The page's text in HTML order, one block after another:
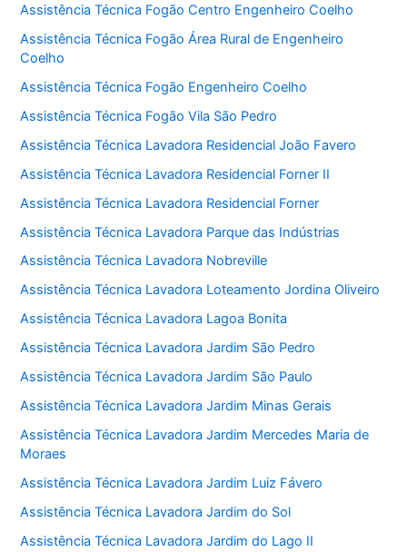
Assistência Técnica Fogão Centro Engenheiro Coelho
Assistência Técnica Fogão Área Rural de Engenheiro
Coelho
Assistência Técnica Fogão Engenheiro Coelho
Assistência Técnica Fogão Vila São Pedro
Assistência Técnica Lavadora Residencial João Favero
Assistência Técnica Lavadora Residencial Forner II
Assistência Técnica Lavadora Residencial Forner
Assistência Técnica Lavadora Parque das Indústrias
Assistência Técnica Lavadora Nobreville
Assistência Técnica Lavadora Loteamento Jordina Oliveiro
Assistência Técnica Lavadora Lagoa Bonita
Assistência Técnica Lavadora Jardim São Pedro
Assistência Técnica Lavadora Jardim São Paulo
Assistência Técnica Lavadora Jardim Minas Gerais
Assistência Técnica Lavadora Jardim Mercedes Maria de
Moraes
Assistência Técnica Lavadora Jardim Luiz Fávero
Assistência Técnica Lavadora Jardim do Sol
Assistência Técnica Lavadora Jardim do Lago II